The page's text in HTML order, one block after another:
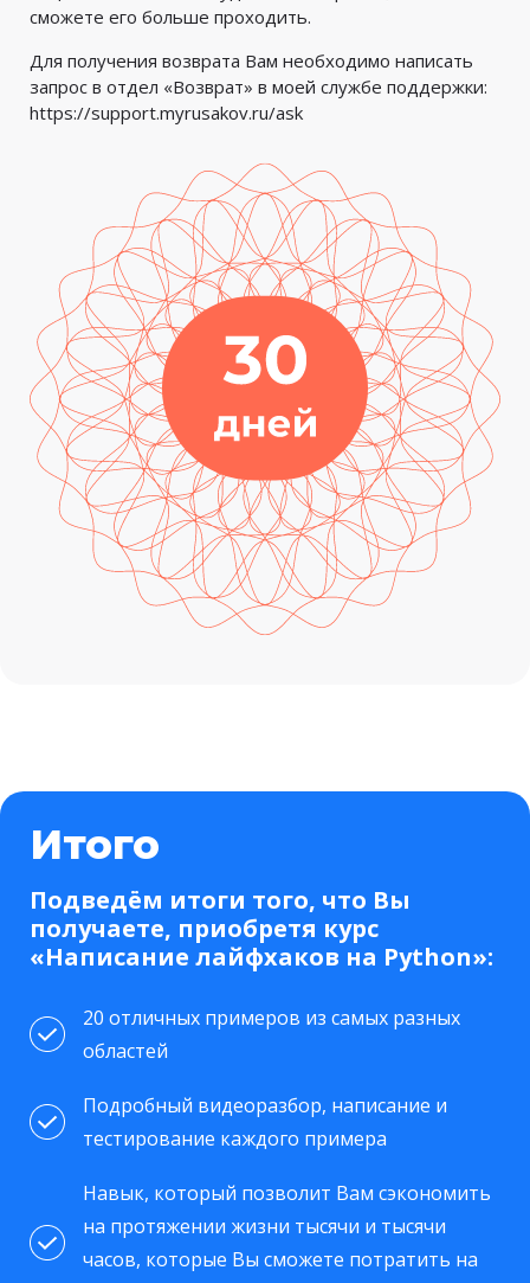
сможете его больше проходить.
Для получения возврата Вам необходимо написать
запрос в отдел «Возврат» в моей службе поддержки:
https://support.myrusakov.ru/ask
Итого
Подведём итоги того, что Вы
получаете, приобретя курс
«Написание лайфхаков на Python»:
20 отличных примеров из самых разных
областей
Подробный видеоразбор, написание и
тестирование каждого примера
Навык, который позволит Вам сэкономить
на протяжении жизни тысячи и тысячи
часов, которые Вы сможете потратить на